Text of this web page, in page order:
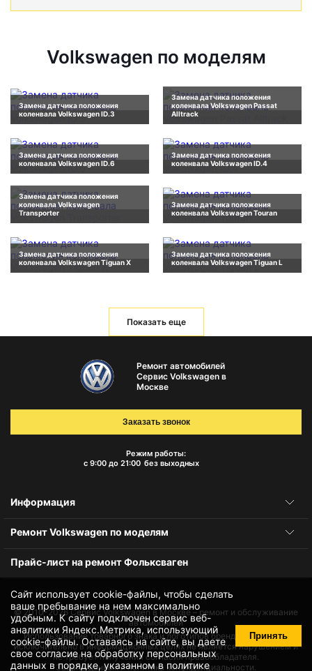
Volkswagen по моделям
Замена датчика положения
коленвала Volkswagen ID.3
Замена датчика положения
коленвала Volkswagen Passat
Alltrack
Замена датчика положения
коленвала Volkswagen ID.6
Замена датчика положения
коленвала Volkswagen ID.4
Замена датчика положения
коленвала Volkswagen
Transporter
Замена датчика положения
коленвала Volkswagen Touran
Замена датчика положения
коленвала Volkswagen Tiguan X
Замена датчика положения
коленвала Volkswagen Tiguan L
Показать еще
Сайт использует cookie-файлы, чтобы сделать
ваше пребывание на нем максимально
удобным. К cайту подключен сервис веб-
аналитики Яндекс.Метрика, использующий
cookie-файлы. Оставаясь на сайте, вы даете
своесогласие на обработку персональных
данных в порядке, указанном в политике
Принять
Ремонт автомобилей
Сервис Volkswagen в
Москве
Режим работы:
с 9:00 до 21:00 без выходных
Заказать звонок
Информация
Ремонт Volkswagen по моделям
Прайс-лист на ремонт Фольксваген
© 2010-2026Сервис Volkswagen в Москве – ремонт и обслуживание
автомобилей
Использование товарного знака и логотипов бренда происходит
исключительно в информационных целях не является нарушением и
не требует получения согласия правообладателя.
Защита данных и политика конфиденциальности.